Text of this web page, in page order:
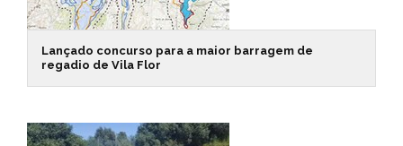
Lançado concurso para a maior barragem de
regadio de Vila Flor